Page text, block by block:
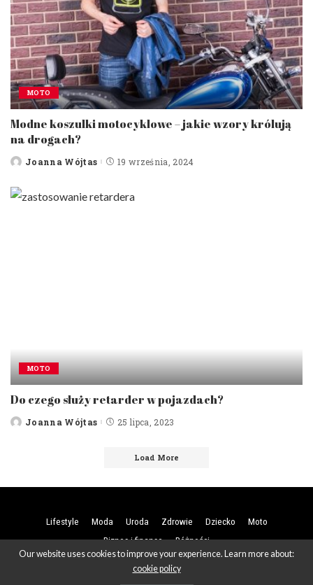
MOTO
Modne koszulki motocyklowe – jakie wzory królują
na drogach?
PostedJoanna Wójtas 19 września, 2024
MOTO
Do czego służy retarder w pojazdach?
PostedJoanna Wójtas 25 lipca, 2023
Load More
Lifestyle Moda Uroda Zdrowie Dziecko
Moto
Biznes i finanse
Różności
Our website uses cookies to improve your experience. Learn more about:
cookie policy